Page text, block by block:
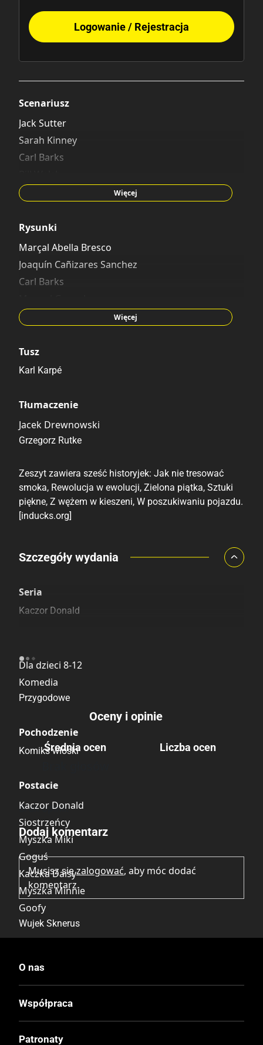
Logowanie / Rejestracja
Scenariusz
Jack Sutter
Sarah Kinney
Carl Barks
Bob Karp
Więcej
Rysunki
Marçal Abella Bresco
Joaquín Cañizares Sanchez
Carl Barks
Al Taliaferro
Więcej
Tusz
Karl Karpé
Tłumaczenie
Jacek Drewnowski
Grzegorz Rutke
Zeszyt zawiera sześć historyjek: Jak nie tresować
smoka, Rewolucja w ewolucji, Zielona piątka, Sztuki
piękne, Z wężem w kieszeni, W poszukiwaniu pojazdu.
[inducks.org]
Porównaj ceny
Szczegóły wydania
Seria
Kaczor Donald
Dla dzieci 8-12
Komedia
Przygodowe
Pochodzenie
Komiks włoski
Postacie
Kaczor Donald
Siostrzeńcy
Myszka Miki
Goguś
Kaczka Daisy
Myszka Minnie
Goofy
Wujek Sknerus
Wydawca Oryginalny
Oceny i opinie
Średnia ocen Liczba ocen
Brak opinii.
Dodaj komentarz
Musisz sięzalogować, aby móc dodać
komentarz.
O nas
Współpraca
Patronaty